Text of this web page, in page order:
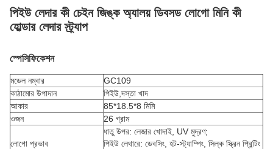
পিইউ লেদার কী চেইন জিঙ্ক অ্যালয় ডিবসড লোগো মিনি কী
হোল্ডার লেদার স্ট্র্যাপ
স্পেসিফিকেশন
মডেল নম্বার
GC109
কাঠামোর উপাদান
পিইউ,দস্তা খাদ
আকার
85*18.5*8 মিমি
ওজন
26 গ্রাম
লোগো প্রভাব
ধাতু উপর: লেজার খোদাই, UV মুদ্রণ;
পিইউ লেথারে: ডেবসিং, হট-স্ট্যাম্পিং, সিল্ক স্ক্রিন প্রিন্টিং